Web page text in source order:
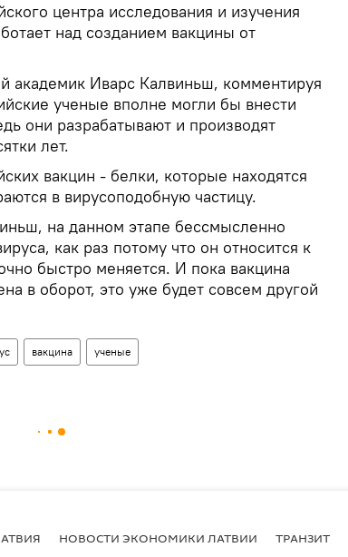
центра исследования и изучения
над созданием вакцины от
академик Иварс Калвиньш, комментируя
ученые вполне могли бы внести
они разрабатывают и производят
лет.
вакцин - белки, которые находятся
в вирусоподобную частицу.
на данном этапе бессмысленно
как раз потому что он относится к
быстро меняется. И пока вакцина
в оборот, это уже будет совсем другой
вакцина ученые
НОВОСТИ ЭКОНОМИКИ ЛАТВИИ ТРАНЗИТ